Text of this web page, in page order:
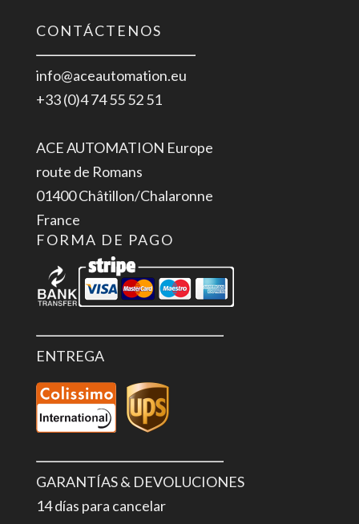
CONTÁCTENOS
info@aceautomation.eu
+33 (0)4 74 55 52 51
ACE AUTOMATION Europe
route de Romans
01400 Châtillon/Chalaronne
France
FORMA DE PAGO
ENTREGA
GARANTÍAS & DEVOLUCIONES
14 días para cancelar